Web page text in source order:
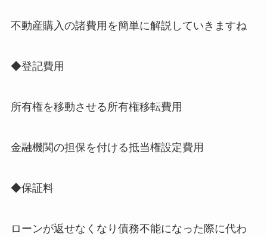
不動産購入の諸費用を簡単に解説していきますね
◆登記費用
所有権を移動させる所有権移転費用
金融機関の担保を付ける抵当権設定費用
◆保証料
ローンが返せなくなり債務不能になった際に代わ